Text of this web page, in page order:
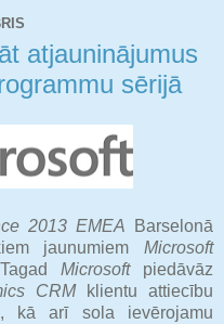
atjauninājumus
sērijā
2013 EMEA Barselonā
jaunumiemMicrosoft
Microsoft piedāvāz
CRMklientu attiecību
kā arī sola ievērojamu